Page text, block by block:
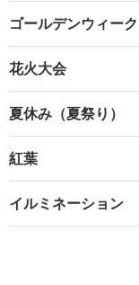
ゴールデンウィーク
花火大会
夏休み（夏祭り）
紅葉
イルミネーション